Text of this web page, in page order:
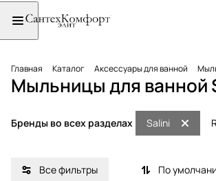
Главная Каталог Аксессуары для ванной
Мыльницы для ванной
Бренды во всех разделах Salini
Все фильтры По